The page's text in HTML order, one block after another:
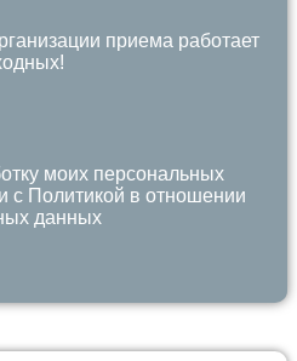
приема работает
моих персональных
с Политикой в отношении
данных